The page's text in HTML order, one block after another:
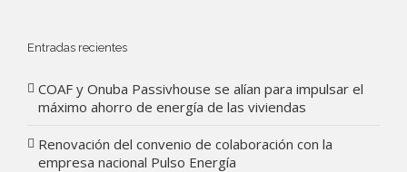
Entradas recientes
COAF y Onuba Passivhouse se alían para impulsar el
máximo ahorro de energía de las viviendas
Renovación del convenio de colaboración con la
empresa nacional Pulso Energía